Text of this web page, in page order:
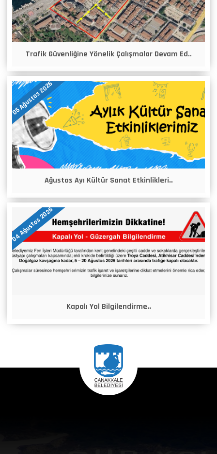
Trafik Güvenliğine Yönelik Çalışmalar Devam Ed..
05 Ağustos 2026
Ağustos Ayı Kültür Sanat Etkinlikleri..
04 Ağustos 2026
Kapalı Yol Bilgilendirme..